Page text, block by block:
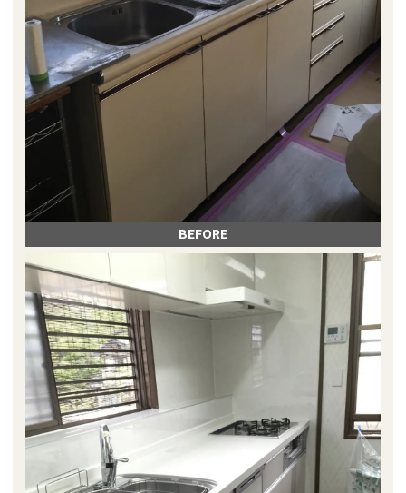
BEFORE